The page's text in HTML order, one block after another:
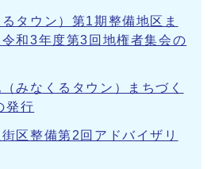
タウン）第1期整備地区ま
和3年度第3回地権者集会の
みなくるタウン）まちづく
発行
区整備第2回アドバイザリ